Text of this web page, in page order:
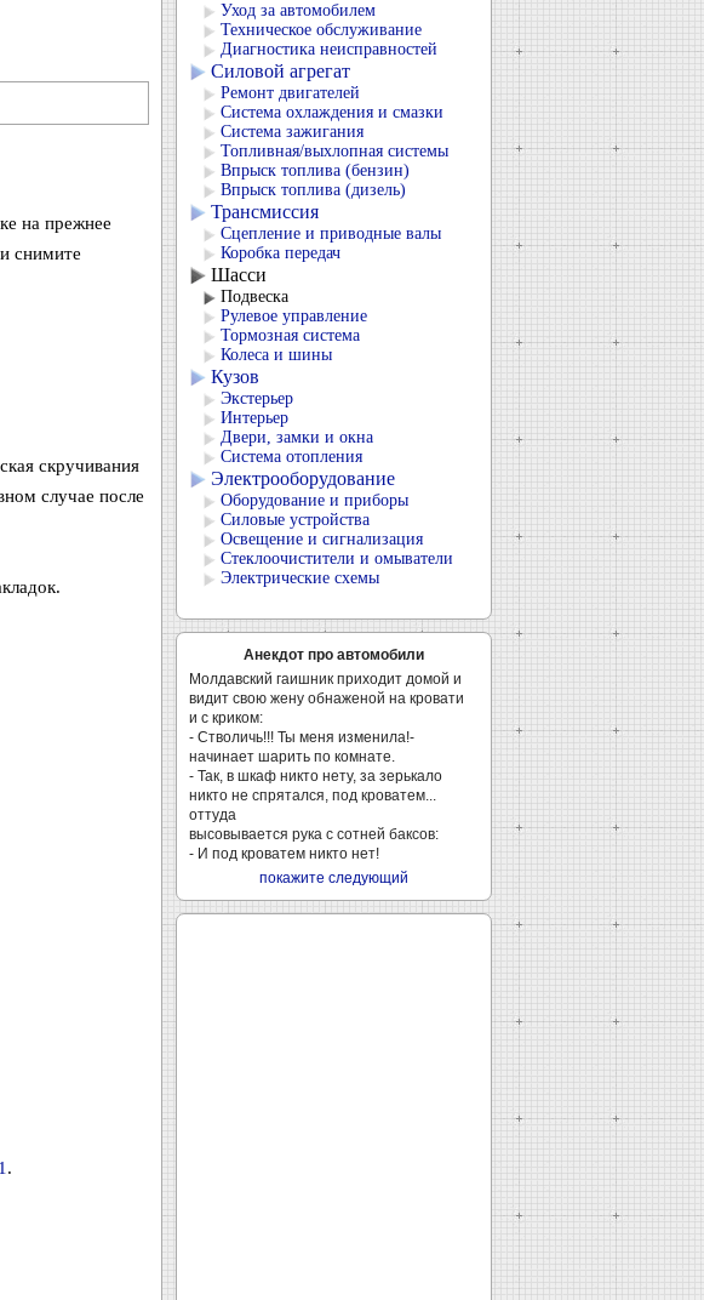
на прежнее
снимите
скручивания
случае после
.
Уход за автомобилем
Техническое обслуживание
Диагностика неисправностей
Силовой агрегат
Ремонт двигателей
Система охлаждения и смазки
Система зажигания
Топливная/выхлопная системы
Впрыск топлива (бензин)
Впрыск топлива (дизель)
Трансмиссия
Сцепление и приводные валы
Коробка передач
Шасси
Подвеска
Рулевое управление
Тормозная система
Колеса и шины
Кузов
Экстерьер
Интерьер
Двери, замки и окна
Система отопления
Электрооборудование
Оборудование и приборы
Силовые устройства
Освещение и сигнализация
Стеклоочистители и омыватели
Электрические схемы
Анекдот про автомобили
Молдавский гаишник приходит домой и
видит свою жену обнаженой на кровати
и с криком:
- Стволичь!!! Ты меня изменила!-
начинает шарить по комнате.
- Так, в шкаф никто нету, за зерькало
никто не спрятался, под кроватем...
оттуда
высовывается рука с сотней баксов:
- И под кроватем никто нет!
покажите следующий